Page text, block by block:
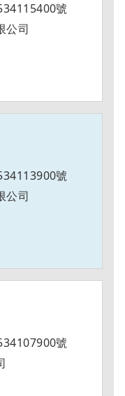
號
公司
號
公司
號